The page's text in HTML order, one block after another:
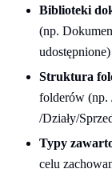
Biblioteki
(np.
udostępnione)
Struktura
folderów (np.
/Działy/
Typy
celu